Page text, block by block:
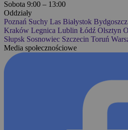
Sobota 9:00 – 13:00
Oddziały
Poznań Suchy Las Białystok Bydgoszcz
Kraków Legnica Lublin Łódź Olsztyn
Słupsk Sosnowiec Szczecin Toruń
Media społecznościowe